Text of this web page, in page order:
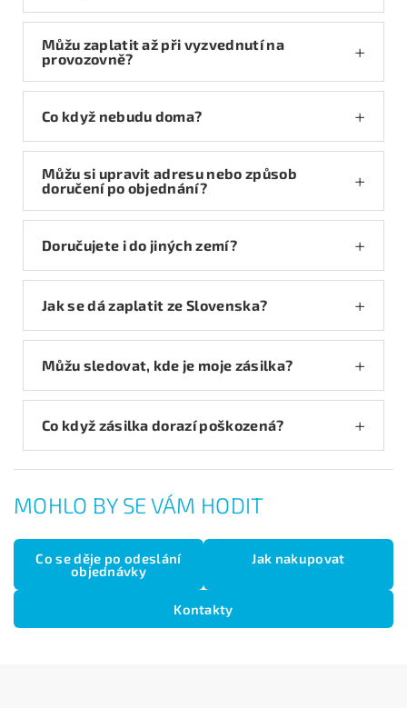
Můžu zaplatit až při vyzvednutí na
provozovně?
Co když nebudu doma?
Můžu si upravit adresu nebo způsob
doručení po objednání?
Doručujete i do jiných zemí?
Jak se dá zaplatit ze Slovenska?
Můžu sledovat, kde je moje zásilka?
Co když zásilka dorazí poškozená?
MOHLO BY SE VÁM HODIT
Co se děje po odeslání
objednávky
Jak nakupovat
Kontakty